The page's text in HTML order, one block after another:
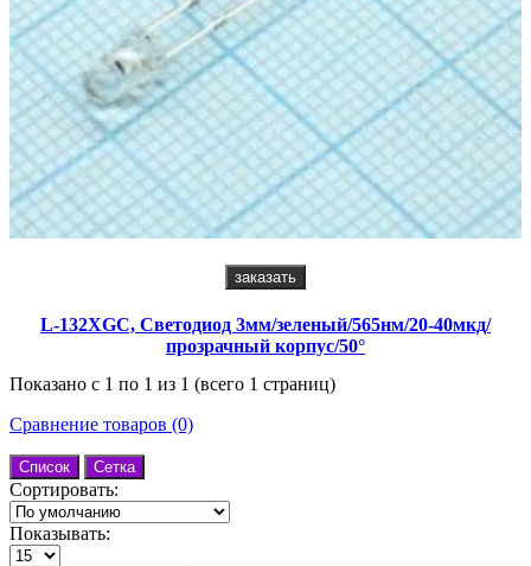
заказать
L-132XGC, Светодиод 3мм/зеленый/565нм/20-40мкд/
прозрачный корпус/50°
Показано с 1 по 1 из 1 (всего 1 страниц)
Сравнение товаров (0)
Список Сетка
Сортировать:
Показывать: